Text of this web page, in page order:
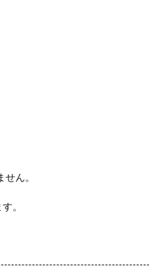
ん。
。